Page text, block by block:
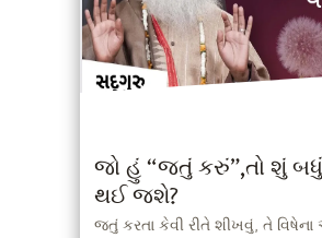
જો હું “જતું કરું”,તો શું
થઈ જશે?
જતું કરતા કેવી રીતે શીખવું, તે વિષેના